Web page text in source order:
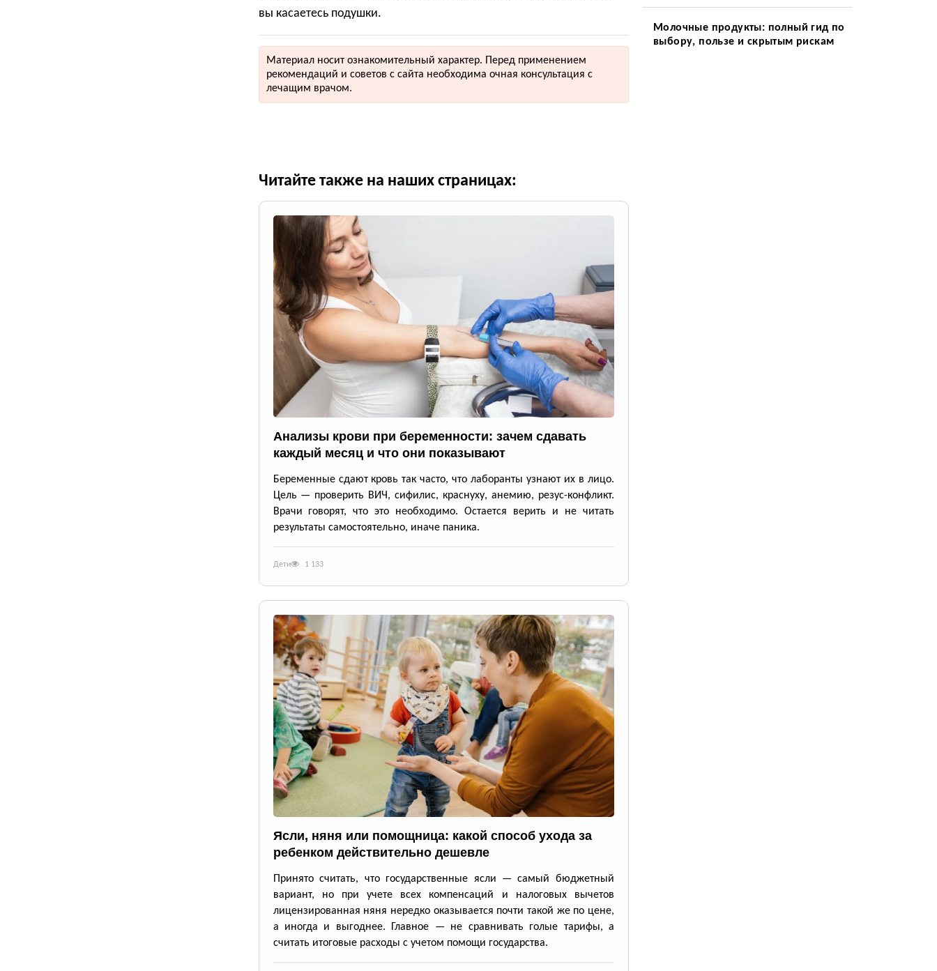
вы касаетесь подушки.
Материал носит ознакомительный характер. Перед применением
рекомендаций и советов с сайта необходима очная консультация с
лечащим врачом.
Читайте также на наших страницах:
Анализы крови при беременности: зачем сдавать
каждый месяц и что они показывают
Беременные сдают кровь так часто, что лаборанты узнают их в лицо.
Цель — проверить ВИЧ, сифилис, краснуху, анемию, резус-конфликт.
Врачи говорят, что это необходимо. Остается верить и не читать
результаты самостоятельно, иначе паника.
Дети 1 133
Ясли, няня или помощница: какой способ ухода за
ребенком действительно дешевле
Принято считать, что государственные ясли — самый бюджетный
вариант, но при учете всех компенсаций и налоговых вычетов
лицензированная няня нередко оказывается почти такой же по цене,
а иногда и выгоднее. Главное — не сравнивать голые тарифы, а
считать итоговые расходы с учетом помощи государства.
Молочные продукты: полный гид по
выбору, пользе и скрытым рискам